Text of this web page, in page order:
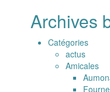
Archives
Catégories
actus
Amicales